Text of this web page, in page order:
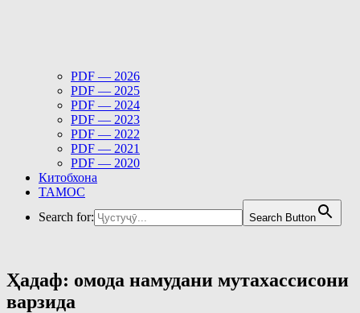
PDF — 2026
PDF — 2025
PDF — 2024
PDF — 2023
PDF — 2022
PDF — 2021
PDF — 2020
Китобхона
ТАМОС
Search for:
Search Button
Ҳадаф: омода намудани мутахассисони
варзида